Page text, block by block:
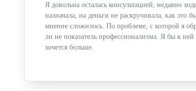
Я довольна осталась консультацией, недавно
назначала, на деньги не раскручивала, как
мнение сложилось. По проблеме, с которой я
ли не показатель профессионализма. Я бы к ней
хочется больше.